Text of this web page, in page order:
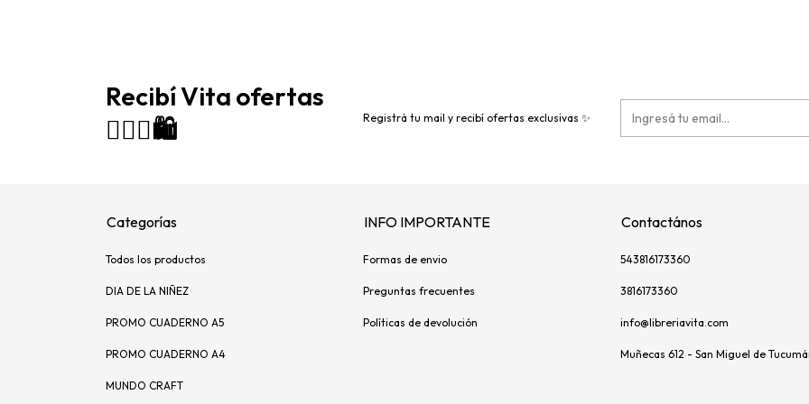
Recibí Vita ofertas
🙋🏻‍♀️🛍️
Registrá tu mail y recibí ofertas exclusivas ✨
Categorías
Todos los productos
DIA DE LA NIÑEZ
PROMO CUADERNO A5
PROMO CUADERNO A4
MUNDO CRAFT
INFO IMPORTANTE
Formas de envio
Preguntas frecuentes
Políticas de devolución
Contactános
543816173360
3816173360
info@libreriavita.com
Muñecas 612 - San Miguel de